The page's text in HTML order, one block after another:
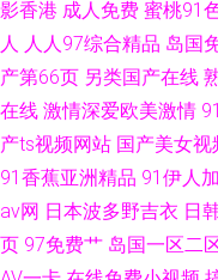
影香港 成人免费 蜜桃91
人 人人97综合精品 岛国
产第66页 另类国产在线
在线 激情深爱欧美激情
产ts视频网站 国产美女视
91香蕉亚洲精品 91伊人
av网 日本波多野吉衣 日
页 97免费艹 岛国一区二